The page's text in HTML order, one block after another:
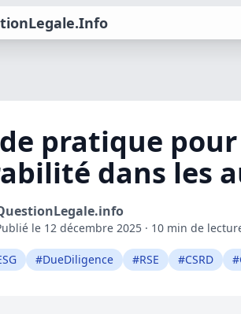
pratique
dans les
le 12 décembre 2025 · 10 min de
#DueDiligence #RSE #CSRD